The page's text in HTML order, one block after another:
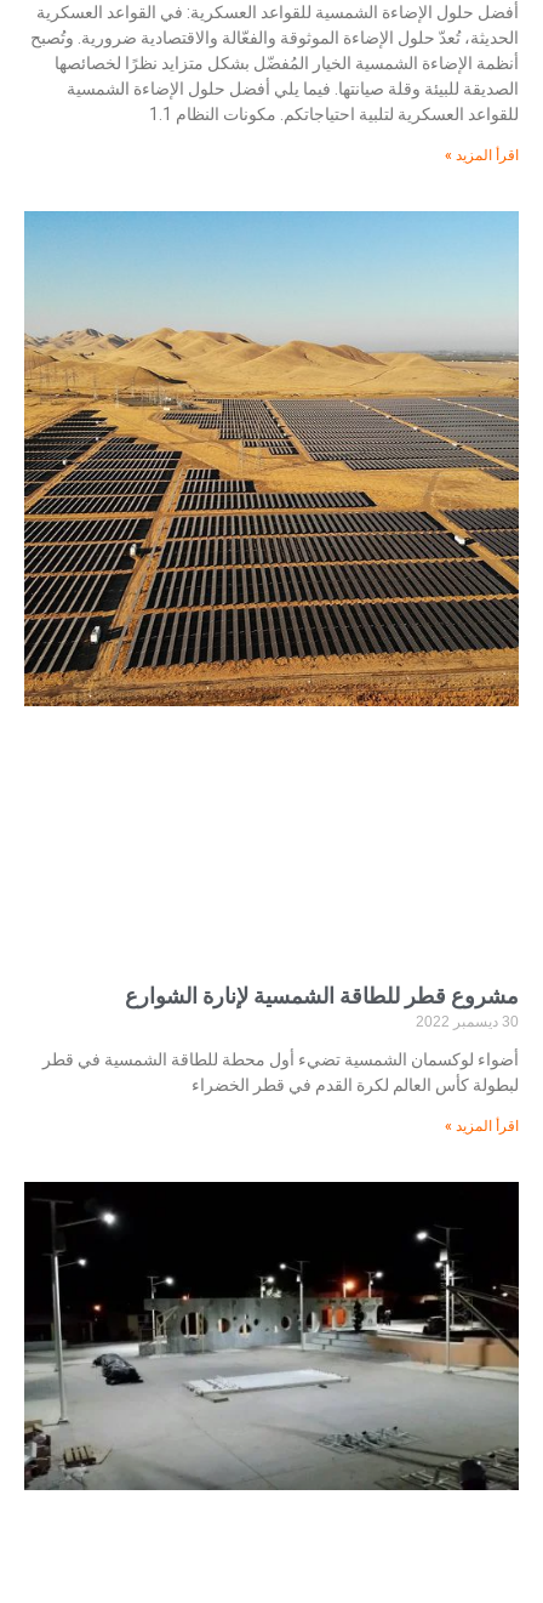
أفضل حلول الإضاءة الشمسية للقواعد العسكرية: في القواعد العسكرية
الحديثة، تُعدّ حلول الإضاءة الموثوقة والفعّالة والاقتصادية ضرورية. وتُصبح
أنظمة الإضاءة الشمسية الخيار المُفضّل بشكل متزايد نظرًا لخصائصها
الصديقة للبيئة وقلة صيانتها. فيما يلي أفضل حلول الإضاءة الشمسية
للقواعد العسكرية لتلبية احتياجاتكم. مكونات النظام 1.1
اقرأ المزيد »
مشروع قطر للطاقة الشمسية لإنارة الشوارع
30 ديسمبر 2022
أضواء لوكسمان الشمسية تضيء أول محطة للطاقة الشمسية في قطر
لبطولة كأس العالم لكرة القدم في قطر الخضراء
اقرأ المزيد »